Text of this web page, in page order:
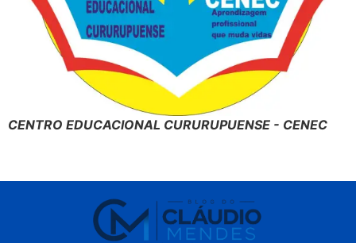
CENTRO EDUCACIONAL CURURUPUENSE - CENEC